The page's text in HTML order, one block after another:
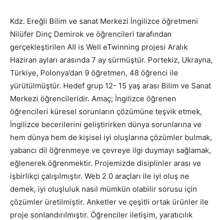
Kdz. Ereğli Bilim ve sanat Merkezi İngilizce öğretmeni
Nilüfer Dinç Demirok ve öğrencileri tarafından
gerçekleştirilen All is Well eTwinning projesi Aralık
Haziran ayları arasında 7 ay sürmüştür. Portekiz, Ukrayna,
Türkiye, Polonya’dan 9 öğretmen, 48 öğrenci ile
yürütülmüştür. Hedef grup 12- 15 yaş arası Bilim ve Sanat
Merkezi öğrencileridir. Amaç; İngilizce öğrenen
öğrencileri küresel sorunların çözümüne teşvik etmek,
İngilizce becerilerini geliştirirken dünya sorunlarına ve
hem dünya hem de kişisel iyi oluşlarına çözümler bulmak,
yabancı dil öğrenmeye ve çevreye ilgi duymayı sağlamak,
eğlenerek öğrenmektir. Projemizde disiplinler arası ve
işbirlikçi çalışılmıştır. Web 2.0 araçları ile iyi oluş ne
demek, iyi oluşluluk nasıl mümkün olabilir sorusu için
çözümler üretilmiştir. Anketler ve çeşitli ortak ürünler ile
proje sonlandırılmıştır. Öğrenciler iletişim, yaratıcılık